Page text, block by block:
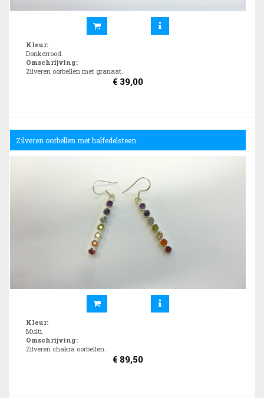
Kleur:
Donkerrood.
Omschrijving:
Zilveren oorbellen met granaat.
€ 39,00
Zilveren oorbellen met halfedelsteen.
Kleur:
Multi.
Omschrijving:
Zilveren chakra oorbellen.
€ 89,50